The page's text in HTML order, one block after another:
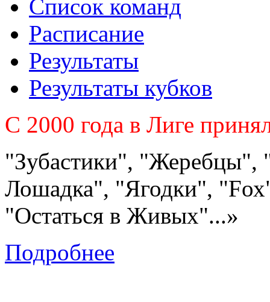
Список команд
Расписание
Результаты
Результаты кубков
C 2000 года в Лиге
"Зубастики", "Жеребцы",
Лошадка", "Ягодки",
"Остаться в Живых"...»
Подробнее